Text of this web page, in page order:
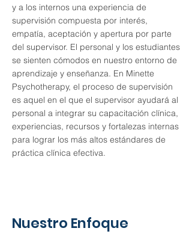
y a los internos una experiencia de
supervisión compuesta por interés,
empatía, aceptación y apertura por parte
del supervisor. El personal y los estudiantes
se sienten cómodos en nuestro entorno de
aprendizaje y enseñanza. En Minette
Psychotherapy, el proceso de supervisión
es aquel en el que el supervisor ayudará al
personal a integrar su capacitación clínica,
experiencias, recursos y fortalezas internas
para lograr los más altos estándares de
práctica clínica efectiva.
Nuestro Enfoque